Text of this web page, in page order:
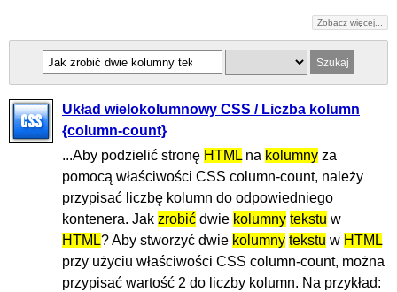
Zobacz więcej...
Układ wielokolumnowy CSS / Liczba kolumn
{column-count}
...Aby podzielić stronę HTML na kolumny za
pomocą właściwości CSS column-count, należy
przypisać liczbę kolumn do odpowiedniego
kontenera. Jak zrobić dwie kolumny tekstu w
HTML? Aby stworzyć dwie kolumny tekstu w HTML
przy użyciu właściwości CSS column-count, można
przypisać wartość 2 do liczby kolumn. Na przykład: